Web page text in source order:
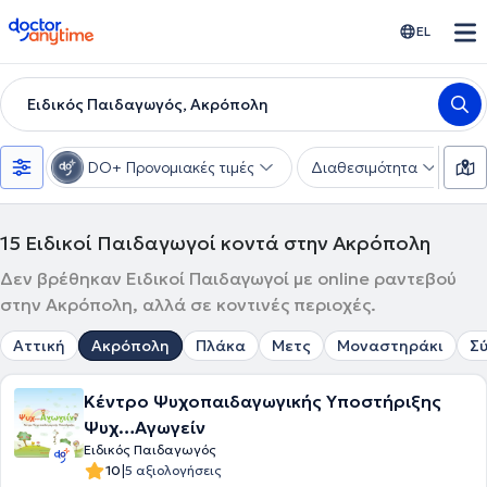
doctoranytime EL
Ειδικός Παιδαγωγός, Ακρόπολη
DO+ Προνομιακές τιμές Διαθεσιμότητα
15 Ειδικοί Παιδαγωγοί κοντά στην Ακρόπολη
Δεν βρέθηκαν Ειδικοί Παιδαγωγοί με online ραντεβού
στην Ακρόπολη, αλλά σε κοντινές περιοχές.
Αττική Ακρόπολη Πλάκα Μετς Μοναστηράκι
Κέντρο Ψυχοπαιδαγωγικής Υποστήριξης
Ψυχ…Αγωγείν
Ειδικός Παιδαγωγός
10|5 αξιολογήσεις